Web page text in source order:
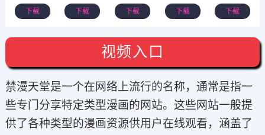
下载 下载 下载 下载 下载
视频入口
禁漫天堂是一个在网络上流行的名称，通常是指一
些专门分享特定类型漫画的网站。这些网站一般提
供了各种类型的漫画资源供用户在线观看，涵盖了